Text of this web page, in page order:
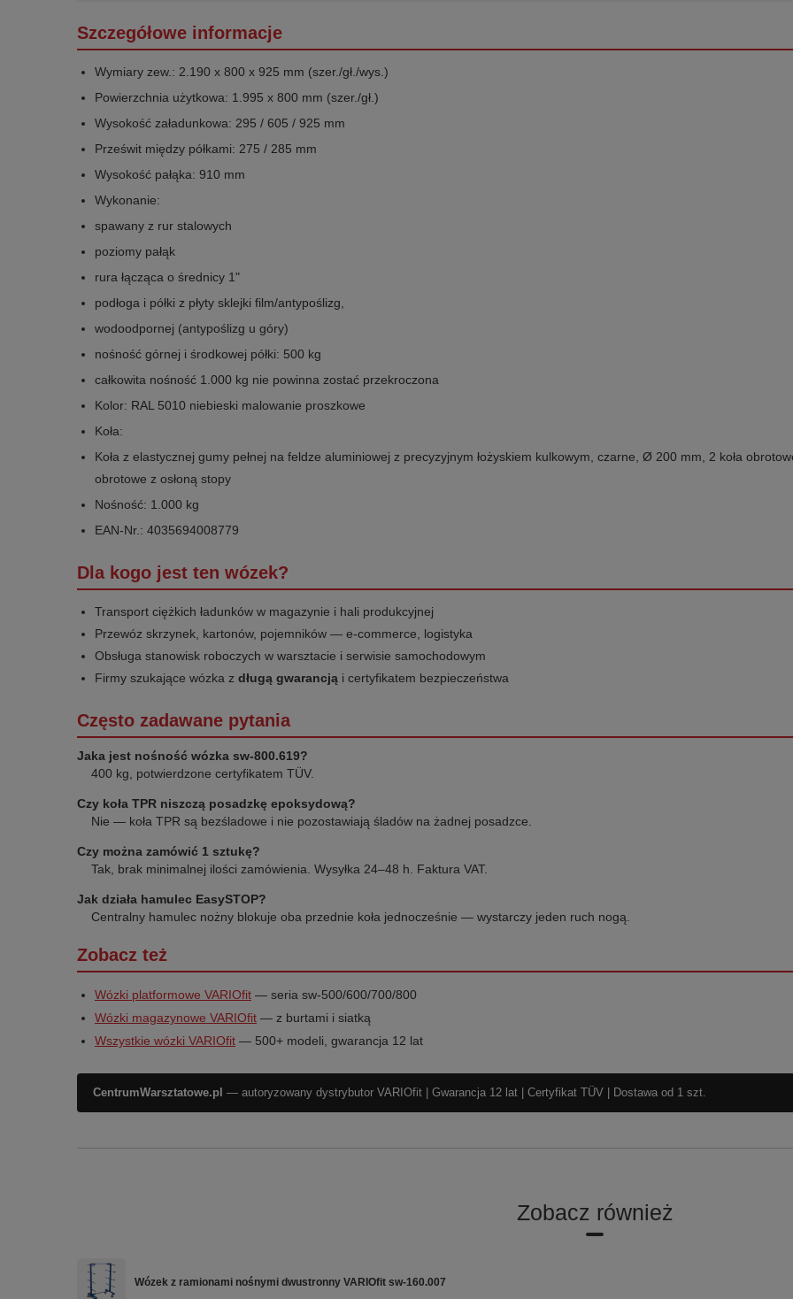
Szczegółowe informacje
Wymiary zew.: 2.190 x 800 x 925 mm (szer./gł./wys.)
Powierzchnia użytkowa: 1.995 x 800 mm (szer./gł.)
Wysokość załadunkowa: 295 / 605 / 925 mm
Prześwit między półkami: 275 / 285 mm
Wysokość pałąka: 910 mm
Wykonanie:
spawany z rur stalowych
poziomy pałąk
rura łącząca o średnicy 1"
podłoga i półki z płyty sklejki film/antypoślizg,
wodoodpornej (antypoślizg u góry)
nośność górnej i środkowej półki: 500 kg
całkowita nośność 1.000 kg nie powinna zostać przekroczona
Kolor: RAL 5010 niebieski malowanie proszkowe
Koła:
Koła z elastycznej gumy pełnej na feldze aluminiowej z precyzyjnym łożyskiem kulkowym, czarne, Ø 200 mm, 2 koła
obrotowe z osłoną stopy
Nośność: 1.000 kg
EAN-Nr.: 4035694008779
Dla kogo jest ten wózek?
Transport ciężkich ładunków w magazynie i hali produkcyjnej
Przewóz skrzynek, kartonów, pojemników — e-commerce, logistyka
Obsługa stanowisk roboczych w warsztacie i serwisie samochodowym
Firmy szukające wózka z długą gwarancją i certyfikatem bezpieczeństwa
Często zadawane pytania
Jaka jest nośność wózka sw-800.619?
400 kg, potwierdzone certyfikatem TÜV.
Czy koła TPR niszczą posadzkę epoksydową?
Nie — koła TPR są bezśladowe i nie pozostawiają śladów na żadnej posadzce.
Czy można zamówić 1 sztukę?
Tak, brak minimalnej ilości zamówienia. Wysyłka 24–48 h. Faktura VAT.
Jak działa hamulec EasySTOP?
Centralny hamulec nożny blokuje oba przednie koła jednocześnie — wystarczy jeden ruch nogą.
Zobacz też
Wózki platformowe VARIOfit — seria sw-500/600/700/800
Wózki magazynowe VARIOfit — z burtami i siatką
Wszystkie wózki VARIOfit — 500+ modeli, gwarancja 12 lat
CentrumWarsztatowe.pl — autoryzowany dystrybutor VARIOfit | Gwarancja 12 lat | Certyfikat TÜV | Dostawa od 1 szt.
Zobacz również
Wózek z ramionami nośnymi dwustronny VARIOfit sw-160.007